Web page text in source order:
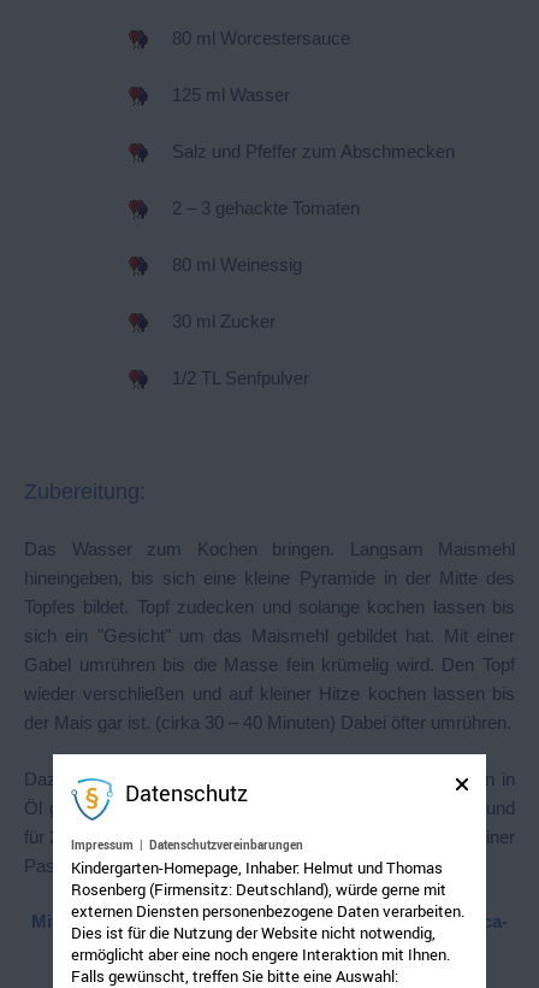
80 ml Worcestersauce
125 ml Wasser
Salz und Pfeffer zum Abschmecken
2 – 3 gehackte Tomaten
80 ml Weinessig
30 ml Zucker
1/2 TL Senfpulver
Zubereitung:
Das Wasser zum Kochen bringen. Langsam Maismehl
hineingeben, bis sich eine kleine Pyramide in der Mitte des
Topfes bildet. Topf zudecken und solange kochen lassen bis
sich ein "Gesicht" um das Maismehl gebildet hat. Mit einer
Gabel umrühren bis die Masse fein krümelig wird. Den Topf
wieder verschließen und auf kleiner Hitze kochen lassen bis
der Mais gar ist. (cirka 30 – 40 Minuten) Dabei öfter umrühren.
Dazu wird eine Sauce serviert: Die Zwiebeln und Tomaten in
Öl gar dünsten, dann die restlichen Zutaten hineingeben und
für 2 Minuten kochen lassen. Mehl mit kaltem Wasser zu einer
Paste verrühren und damit die Sauce eindicken.
Mit freundlicher Genehmigung von Gerald’sSouthafrica-
WebSite
Datenschutz
Impressum | Datenschutzvereinbarungen
Kindergarten-Homepage, Inhaber: Helmut und Thomas
Rosenberg (Firmensitz: Deutschland), würde gerne mit
externen Diensten personenbezogene Daten verarbeiten.
Dies ist für die Nutzung der Website nicht notwendig,
ermöglicht aber eine noch engere Interaktion mit Ihnen.
Falls gewünscht, treffen Sie bitte eine Auswahl: